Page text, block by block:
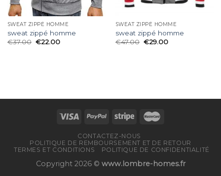
SWEAT ZIPPÉ HOMME
sweat zippé homme
€37.00 €22.00
SWEAT ZIPPÉ HOMME
sweat zippé homme
€47.00 €29.00
CONTACTEZ-NOUS
POLITIQUE DE REMBOURSEMENT ET DE RETOUR
TERMES ET CONDITIONS
POLITIQUE DE CONFIDENTIALITÉ
Copyright 2026 © www.lombre-homes.fr